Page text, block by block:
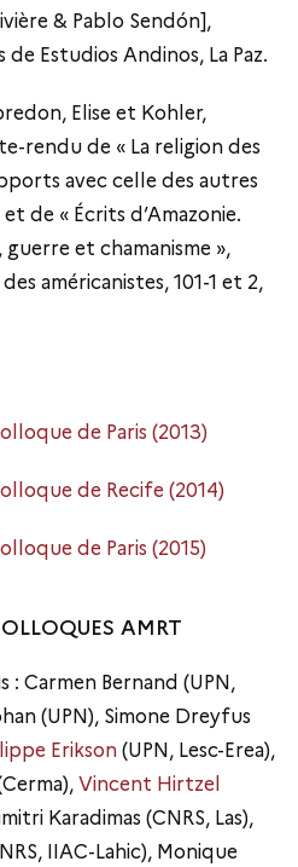
& Pablo Sendón],
Estudios Andinos, La Paz.
Elise et Kohler,
rendu de « La religion des
avec celle des autres
de « Écrits d’Amazonie.
et chamanisme »,
américanistes, 101-1 et 2,
de Paris (2013)
de Recife (2014)
de Paris (2015)
AMRT
Carmen Bernand (UPN,
(UPN), Simone Dreyfus
Erikson (UPN, Lesc-Erea),
Vincent Hirtzel
Karadimas (CNRS, Las),
IIAC-Lahic), Monique